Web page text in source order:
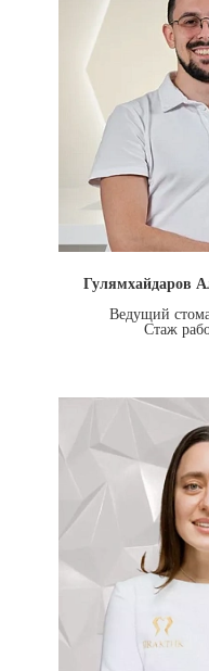
Гулямхайдаров
Ведущий
Стаж